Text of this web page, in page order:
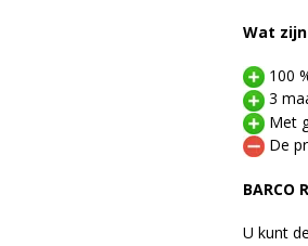
Wat
100
3
Met
De
BARCO
U kunt